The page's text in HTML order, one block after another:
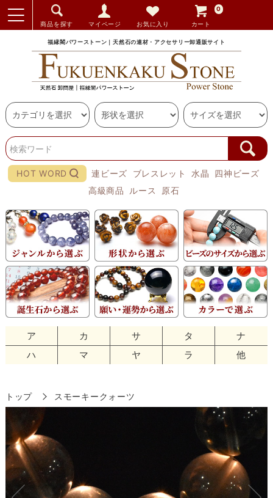
商品を探す マイページ お気に入り カート
0
福縁閣パワーストーン｜天然石の連材・アクセサリー卸通販サイト
HOT WORD 連ビーズ ブレスレット 水晶
四神ビーズ
高級商品
ルース 原石
ア カ サ タ
ナ
ハ
マ ヤ ラ 他
トップ スモーキークォーツ